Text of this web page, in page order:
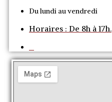
Du lundi au vendredi
Horaires : De 8h à 17h.